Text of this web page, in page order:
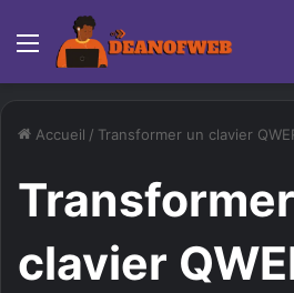
Menu
Accueil / Transformer un clavier
clavier